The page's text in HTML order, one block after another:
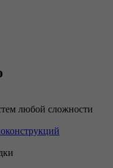
любой сложности